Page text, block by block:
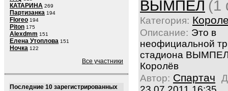
КАТАРИНА 269
Партизанка 194
Floreo 194
Piton 175
Alexdmm 151
Елена Утоплова 151
Ночка 122
Все участники
Последние 10 зарегистрированных
ВЫМПЕЛ (1
Категория:
Описание: Это в
неофициальной
стадиона ВЫМПЕЛ
Королёв
Автор: Спартач